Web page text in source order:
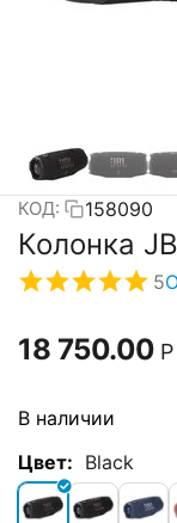
КОД: 158090
Колонка
5
18 750.00 Р
В наличии
Цвет: Black